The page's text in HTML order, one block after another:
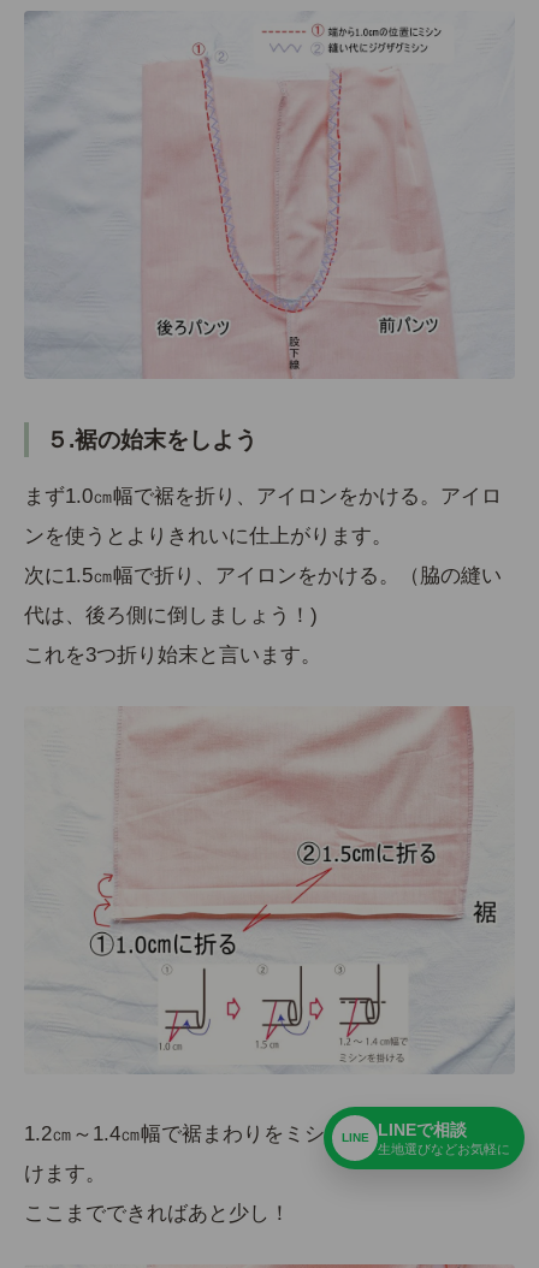
５.裾の始末をしよう
まず1.0㎝幅で裾を折り、アイロンをかける。 アイロ
ンを使うとよりきれいに仕上がります。
次に1.5㎝幅で折り、アイロンをかける。（脇の縫い
代は、後ろ側に倒しましょう！)
これを3つ折り始末と言います。
1.2㎝～1.4㎝幅で裾まわりをミシンでぐるりと一周掛
けます。
ここまでできればあと少し！
LINE LINEで相談
生地選びなどお気軽に